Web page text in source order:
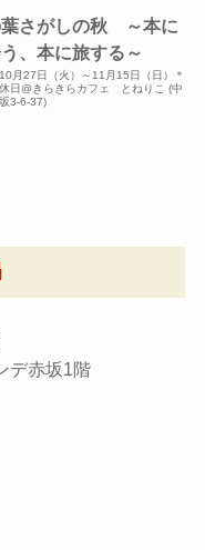
さがしの秋 ～本に
、本に旅する～
月27日（火）～11月15日（日）＊
日@きらきらカフェ とねりこ (中
3-6-37)
デ赤坂1階